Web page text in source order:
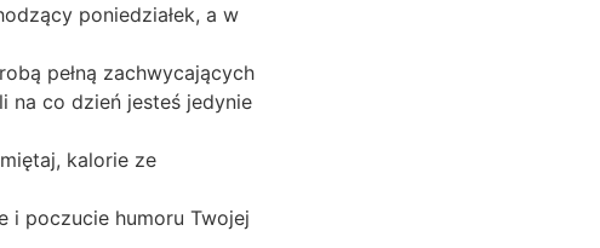
poniedziałek, a w
pełną zachwycających
na co dzień jesteś jedynie
kalorie ze
i poczucie humoru Twojej